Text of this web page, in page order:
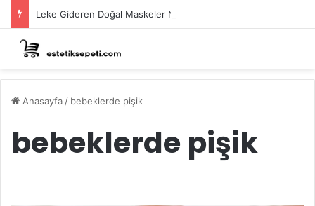
Leke Gideren Doğal Maskeler Nasıl Yapılır?
Anasayfa / bebeklerde pişik
bebeklerde pişik